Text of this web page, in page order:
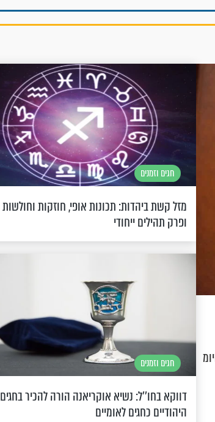
חגים וזמנים
מזל קשת ביהדות: תכונות אופי, חוזקות וחולשות
ופרק תהילים ייחודי
חגים וזמנים
דווקא בחו’’ל: נשיא אוקריאנה הורה להכיר בחגים
היהודיים כחגים לאומיים